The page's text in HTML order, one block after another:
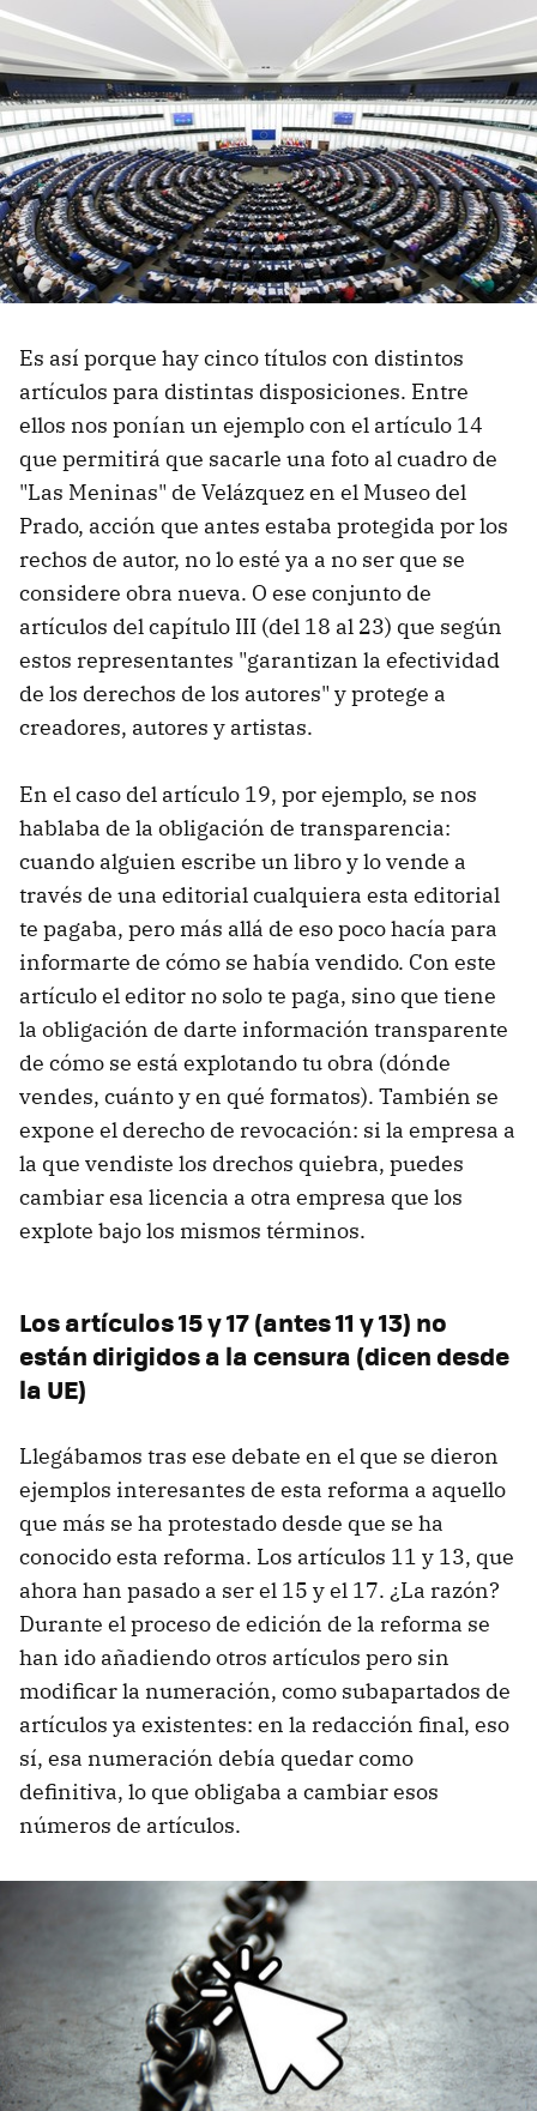
Es así porque hay cinco títulos con distintos
artículos para distintas disposiciones. Entre
ellos nos ponían un ejemplo con el artículo 14
que permitirá que sacarle una foto al cuadro de
"Las Meninas" de Velázquez en el Museo del
Prado, acción que antes estaba protegida por los
rechos de autor, no lo esté ya a no ser que se
considere obra nueva. O ese conjunto de
artículos del capítulo III (del 18 al 23) que según
estos representantes "garantizan la efectividad
de los derechos de los autores" y protege a
creadores, autores y artistas.
En el caso del artículo 19, por ejemplo, se nos
hablaba de la obligación de transparencia:
cuando alguien escribe un libro y lo vende a
través de una editorial cualquiera esta editorial
te pagaba, pero más allá de eso poco hacía para
informarte de cómo se había vendido. Con este
artículo el editor no solo te paga, sino que tiene
la obligación de darte información transparente
de cómo se está explotando tu obra (dónde
vendes, cuánto y en qué formatos). También se
expone el derecho de revocación: si la empresa a
la que vendiste los drechos quiebra, puedes
cambiar esa licencia a otra empresa que los
explote bajo los mismos términos.
Los artículos 15 y 17 (antes 11 y 13) no
están dirigidos a la censura (dicen desde
la UE)
Llegábamos tras ese debate en el que se dieron
ejemplos interesantes de esta reforma a aquello
que más se ha protestado desde que se ha
conocido esta reforma. Los artículos 11 y 13, que
ahora han pasado a ser el 15 y el 17. ¿La razón?
Durante el proceso de edición de la reforma se
han ido añadiendo otros artículos pero sin
modificar la numeración, como subapartados de
artículos ya existentes: en la redacción final, eso
sí, esa numeración debía quedar como
definitiva, lo que obligaba a cambiar esos
números de artículos.